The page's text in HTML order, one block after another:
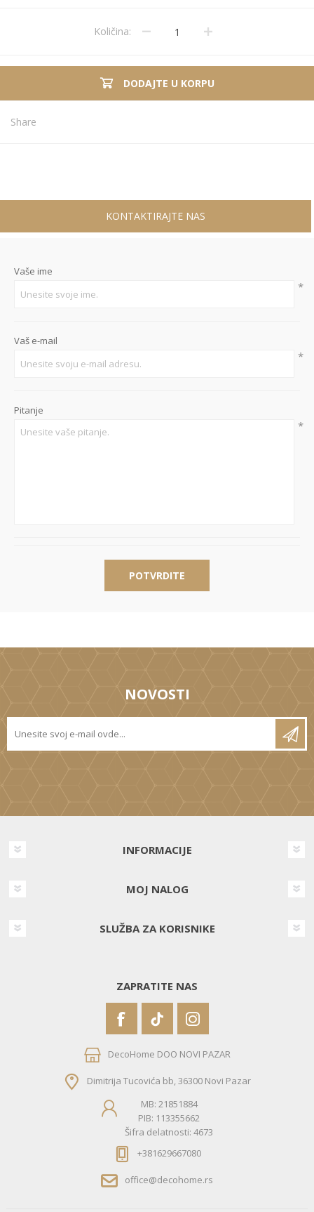
Količina:
DODAJTE U KORPU
Share
KONTAKTIRAJTE NAS
Vaše ime
*
Vaš e-mail
*
Pitanje
*
POTVRDITE
NOVOSTI
INFORMACIJE
MOJ NALOG
SLUŽBA ZA KORISNIKE
ZAPRATITE NAS
DecoHome DOO NOVI PAZAR
Dimitrija Tucovića bb, 36300 Novi Pazar
MB: 21851884
PIB: 113355662
Šifra delatnosti: 4673
+381629667080
office@decohome.rs